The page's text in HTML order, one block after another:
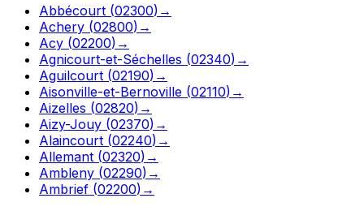
Abbécourt (02300) →
Achery (02800) →
Acy (02200) →
Agnicourt-et-Séchelles (02340) →
Aguilcourt (02190) →
Aisonville-et-Bernoville (02110) →
Aizelles (02820) →
Aizy-Jouy (02370) →
Alaincourt (02240) →
Allemant (02320) →
Ambleny (02290) →
Ambrief (02200) →